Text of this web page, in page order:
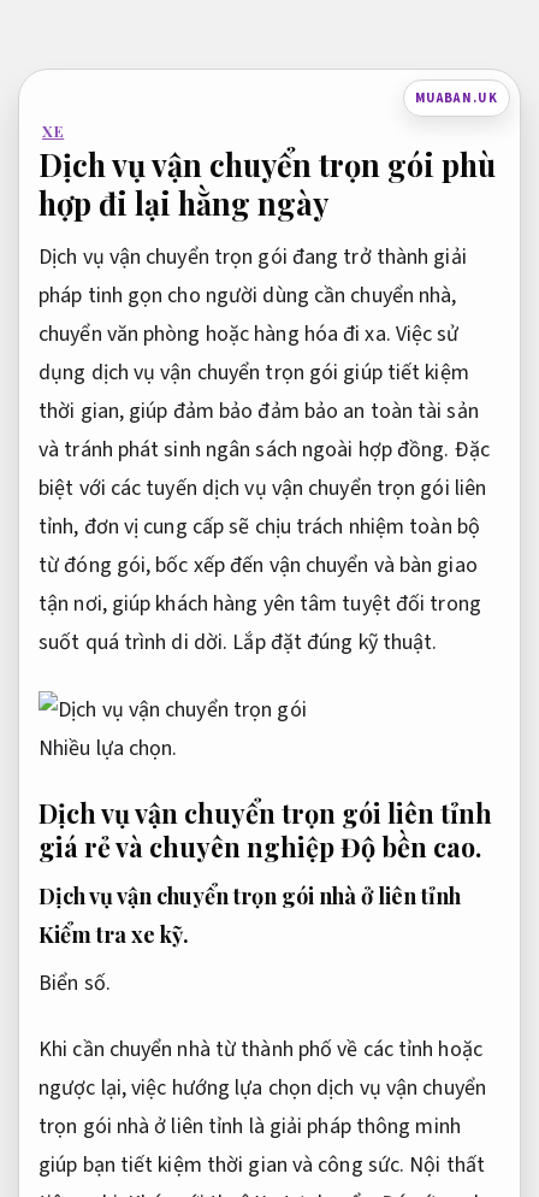
nội
dung
MUABAN.UK
XE
Dịch vụ vận chuyển trọn gói phù
hợp đi lại hằng ngày
Dịch vụ vận chuyển trọn gói đang trở thành giải
pháp tinh gọn cho người dùng cần chuyển nhà,
chuyển văn phòng hoặc hàng hóa đi xa. Việc sử
dụng dịch vụ vận chuyển trọn gói giúp tiết kiệm
thời gian, giúp đảm bảo đảm bảo an toàn tài sản
và tránh phát sinh ngân sách ngoài hợp đồng. Đặc
biệt với các tuyến dịch vụ vận chuyển trọn gói liên
tỉnh, đơn vị cung cấp sẽ chịu trách nhiệm toàn bộ
từ đóng gói, bốc xếp đến vận chuyển và bàn giao
tận nơi, giúp khách hàng yên tâm tuyệt đối trong
suốt quá trình di dời. Lắp đặt đúng kỹ thuật.
Nhiều lựa chọn.
Dịch vụ vận chuyển trọn gói liên tỉnh
giá rẻ và chuyên nghiệpĐộ bền cao.
Dịch vụ vận chuyển trọn gói nhà ở liên tỉnh
Kiểm tra xe kỹ.
Biển số.
Khi cần chuyển nhà từ thành phố về các tỉnh hoặc
ngược lại, việc hướng lựa chọn dịch vụ vận chuyển
trọn gói nhà ở liên tỉnh là giải pháp thông minh
giúp bạn tiết kiệm thời gian và công sức. Nội thất